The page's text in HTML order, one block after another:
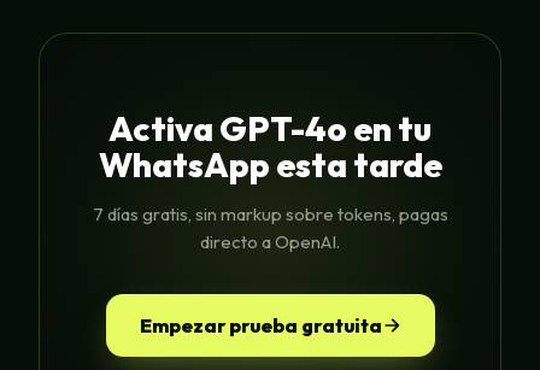
Activa GPT-4o en tu
WhatsApp esta tarde
7 días gratis, sin markup sobre tokens, pagas
directo a OpenAI.
Empezar prueba gratuita